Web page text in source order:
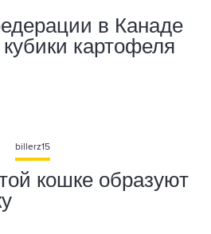
в Канаде
картофеля
billerz15
кошке образуют